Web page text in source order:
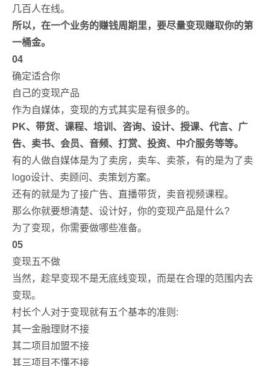
几百人在线。
所以，在一个业务的赚钱周期里，要尽量变现赚取你的第
一桶金。
04
确定适合你
自己的变现产品
作为自媒体，变现的方式其实是有很多的。
PK、带货、课程、培训、咨询、设计、授课、代言、广
告、卖书、会员、音频、打赏、投资、中介服务等等。
有的人做自媒体是为了卖房，卖车、卖茶，有的是为了卖
logo设计、卖顾问、卖策划方案。
还有的就是为了接广告、直播带货，卖音视频课程。
那么你就要想清楚、设计好，你的变现产品是什么?
为了变现，你需要做哪些准备。
05
变现五不做
当然，趁早变现不是无底线变现，而是在合理的范围内去
变现。
村长个人对于变现就有五个基本的准则:
其一金融理财不接
其二项目加盟不接
其三项目不懂不接